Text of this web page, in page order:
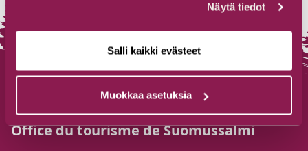
Näytä tiedot
Salli kaikki evästeet
Muokkaa asetuksia
Office du tourisme de Suomussalmi